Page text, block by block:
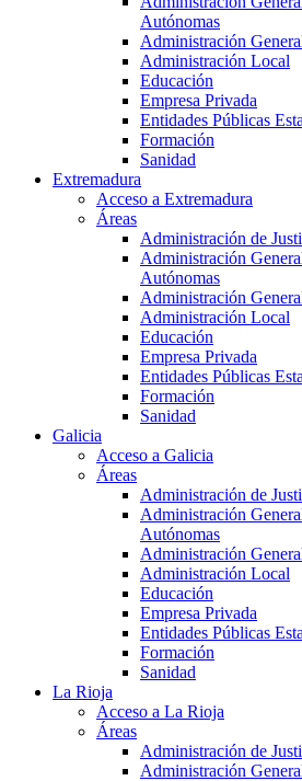
Autónomas
Administración
Administración Local
Educación
Empresa Privada
Entidades Públicas
Formación
Sanidad
Extremadura
Acceso a Extremadura
Áreas
Administración de
Administración
Autónomas
Administración
Administración Local
Educación
Empresa Privada
Entidades Públicas
Formación
Sanidad
Galicia
Acceso a Galicia
Áreas
Administración de
Administración
Autónomas
Administración
Administración Local
Educación
Empresa Privada
Entidades Públicas
Formación
Sanidad
La Rioja
Acceso a La Rioja
Áreas
Administración de
Administración